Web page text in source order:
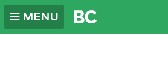
MENU